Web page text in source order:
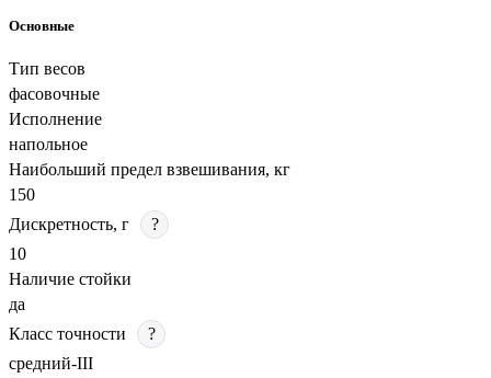
Основные
Тип весов
фасовочные
Исполнение
напольное
Наибольший предел взвешивания, кг
150
Дискретность, г
?
10
Наличие стойки
да
Класс точности
?
средний-III